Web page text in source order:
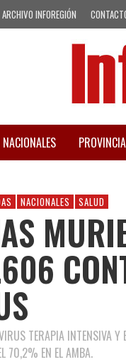
ARCHIVO INFOREGIÓN
NACIONALES
NACIONALES SALUD
TERAPIA INTENSIVA Y
70,2% EN EL AMBA.